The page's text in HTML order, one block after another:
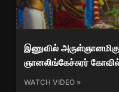
இணுவில்
ஞானலிங்கேச்சுரர்
WATCH VIDEO »